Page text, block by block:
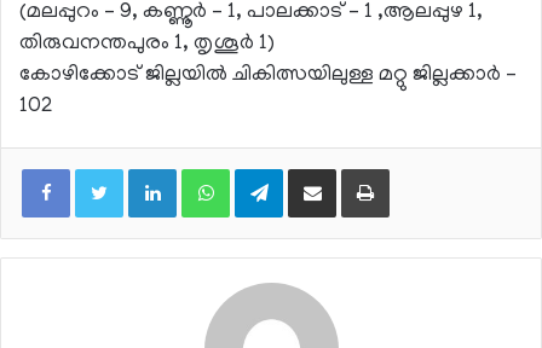
(മലപ്പുറം – 9, കണ്ണൂര്‍ – 1, പാലക്കാട് – 1 ,ആലപ്പുഴ 1,
തിരുവനന്തപുരം 1, തൃശൂര്‍ 1)
കോഴിക്കോട് ജില്ലയില്‍ ചികിത്സയിലുള്ള മറ്റു ജില്ലക്കാര്‍ –
102
LinkedInWhatsAppTelegramShare via Email Print